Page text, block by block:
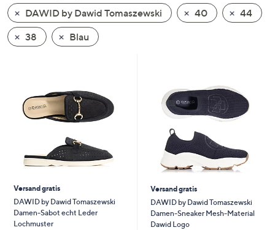
wischen
Sie
auf
links
bzw.
diese
anzuzeigen.
DAWID by Dawid Tomaszewski
40
44
38
Blau
Versand gratis
DAWID by Dawid Tomaszewski
Damen-Sabot echt Leder
Lochmuster
Versand gratis
DAWID by Dawid Tomaszewski
Damen-Sneaker Mesh-Material
Dawid Logo